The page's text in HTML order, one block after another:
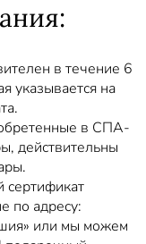
в течение 6
указывается на
в СПА-
действительны
сертификат
по адресу:
или мы можем